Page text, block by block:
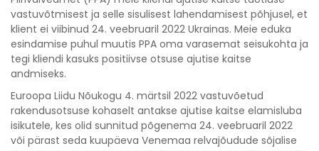
vastuvõtmisest ja selle sisulisest lahendamisest põhjusel, et
klient ei viibinud 24. veebruaril 2022 Ukrainas. Meie eduka
esindamise puhul muutis PPA oma varasemat seisukohta ja
tegi kliendi kasuks positiivse otsuse ajutise kaitse
andmiseks.
Euroopa Liidu Nõukogu 4. märtsil 2022 vastuvõetud
rakendusotsuse kohaselt antakse ajutise kaitse elamisluba
isikutele, kes olid sunnitud põgenema 24. veebruaril 2022
või pärast seda kuupäeva Venemaa relvajõudude sõjalise